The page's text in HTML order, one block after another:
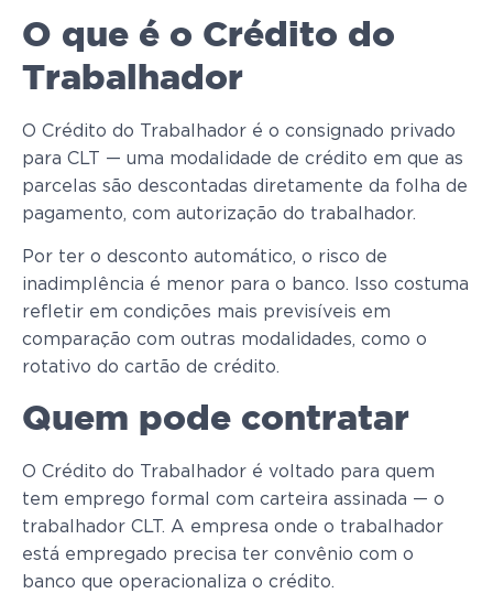
O que é o Crédito do
Trabalhador
O Crédito do Trabalhador é o consignado privado
para CLT — uma modalidade de crédito em que as
parcelas são descontadas diretamente da folha de
pagamento, com autorização do trabalhador.
Por ter o desconto automático, o risco de
inadimplência é menor para o banco. Isso costuma
refletir em condições mais previsíveis em
comparação com outras modalidades, como o
rotativo do cartão de crédito.
Quem pode contratar
O Crédito do Trabalhador é voltado para quem
tem emprego formal com carteira assinada — o
trabalhador CLT. A empresa onde o trabalhador
está empregado precisa ter convênio com o
banco que operacionaliza o crédito.